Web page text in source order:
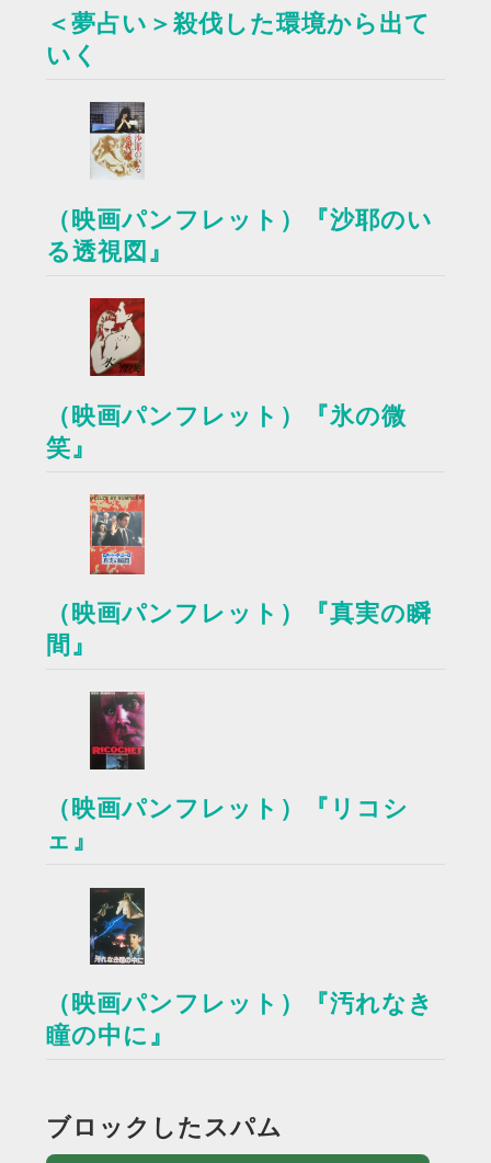
＜夢占い＞殺伐した環境から出て
いく
（映画パンフレット）『沙耶のい
る透視図』
（映画パンフレット）『氷の微
笑』
（映画パンフレット）『真実の瞬
間』
（映画パンフレット）『リコシ
ェ』
（映画パンフレット）『汚れなき
瞳の中に』
ブロックしたスパム